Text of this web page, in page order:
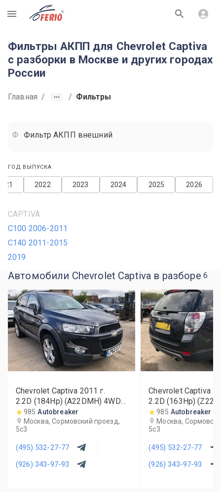
R
Фильтры АКПП для Chevrolet Captiva
с разборки в Москве и других городах
России
Главная / / Фильтры
Фильтр АКПП внешний
ГОД ВЫПУСКА
2026
2025
2024
2023
2022
CAPTIVA
С100 2006-2011
С140 2011-2015
2019
Автомобили Chevrolet Captiva в разборе 6
Chevrolet Captiva 2011 г.
2.2D (184Hp) (A22DMH) 4WD
MT985 Autobreaker
Москва, Сормовский проезд,
5с3
(495) 532-27-77
(926) 343-97-93
Chevrolet Captiva
2.2D (163Hp)
985 Autobreaker
Москва,
5с3
(495) 532-27-77
(926) 343-97-93